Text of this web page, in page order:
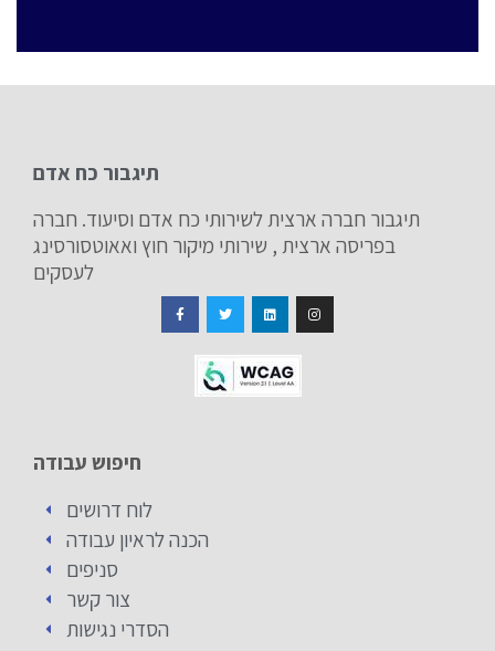
תיגבור כח אדם
תיגבור חברה ארצית לשירותי כח אדם וסיעוד. חברה
בפריסה ארצית , שירותי מיקור חוץ ואאוטסורסינג
חיפוש עבודה
לוח דרושים
הכנה לראיון עבודה
סניפים
צור קשר
הסדרי נגישות